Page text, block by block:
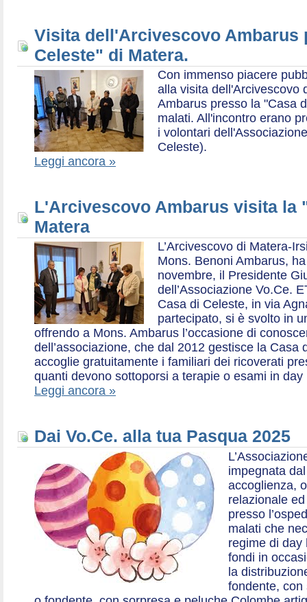
Visita dell'Arcivescovo Ambarus
Celeste" di Matera.
Con immenso piacere
alla visita dell'Arcivescovo
Ambarus presso la "Casa
malati. All'incontro erano
i volontari
Celeste).
Leggi ancora »
L'Arcivescovo Ambarus visita la
Matera
L’Arcivescovo di Matera-
Mons. Benoni Ambarus,
novembre, il Presidente
dell’Associazione Vo.Ce.
Casa di Celeste, in via
partecipato, si è svolto in
offrendo a Mons. Ambarus l’occasione di
dell’associazione, che dal 2012 gestisce la Casa
accoglie gratuitamente i familiari dei ricoverati
quanti devono sottoporsi a terapie o esami in day
Leggi ancora »
Dai Vo.Ce. alla tua Pasqua 2025
impegnata
accoglienza,
relazionale
presso
malati che
regime di day
fondi in
la
fondente, con